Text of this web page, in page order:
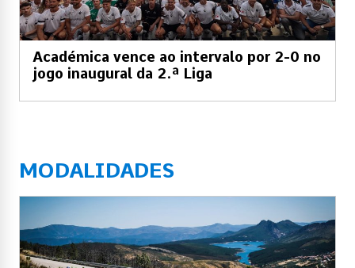
Académica vence ao intervalo por 2-0 no
jogo inaugural da 2.ª Liga
MODALIDADES